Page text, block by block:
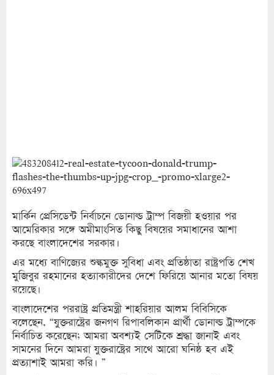
মার্কিন প্রেসিডেন্ট নির্বাচনে ডোনাল্ড ট্রাম্প বিজয়ী হওয়ার পর
আমেরিকার সঙ্গে অমীমাংসিত কিছু বিষয়ের সমাধানের আশা
করছে বাংলাদেশের সরকার।
এর মধ্যে বাণিজ্যের শুল্কমুক্ত সুবিধা এবং প্রতিষ্ঠাতা রাষ্ট্রপতি শেখ
মুজিবুর রহমানের হত্যাকারীদের দেশে ফিরিয়ে আনার মতো বিষয়
রয়েছে।
বাংলাদেশের পররাষ্ট্র প্রতিমন্ত্রী শাহরিয়ার আলম বিবিসিকে
বলেছেন, “যুক্তরাষ্ট্রের জনগণ রিপাবলিকান প্রার্থী ডোনাল্ড ট্রাম্পকে
নির্বাচিত করেছেন; আমরা অবশ্যই সেটিকে শ্রদ্ধা জানাই এবং
সামনের দিনে আমরা যুক্তরাষ্ট্রের সাথে আরো ঘনিষ্ঠ হব এই
প্রত্যাশাই আমরা করি। ”